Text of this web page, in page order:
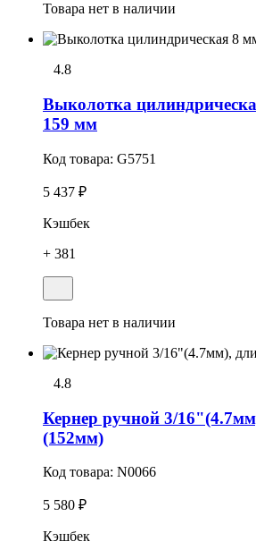
Товара нет в наличии
4.8
Выколотка
159 мм
Код товара: G5751
5 437 ₽
Кэшбек
+ 381
Товара нет в наличии
4.8
Кеpнер ручной 3/
(152мм)
Код товара: N0066
5 580 ₽
Кэшбек